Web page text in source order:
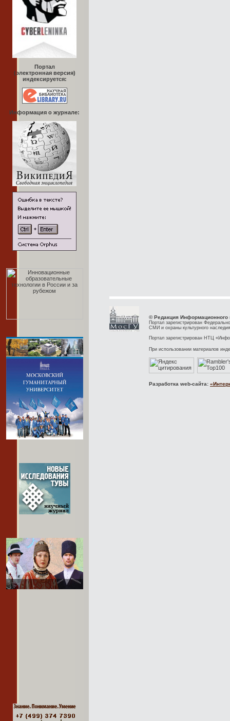
Портал
(электронная версия)
индексируется:
Информация о журнале:
© Редакция Информационного
Портал зарегистрирован
СМИ и охраны культурного
Портал зарегистрирован НТЦ
При использовании материалов
Разработка web-сайта: